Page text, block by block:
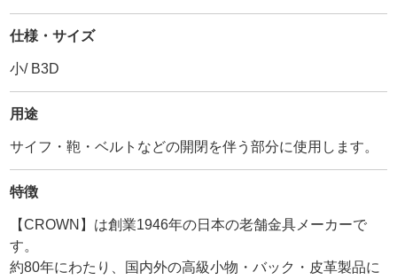
仕様・サイズ
小/ B3D
用途
サイフ・鞄・ベルトなどの開閉を伴う部分に使用します。
特徴
【CROWN】は創業1946年の日本の老舗金具メーカーで
す。
約80年にわたり、国内外の高級小物・バック・皮革製品に